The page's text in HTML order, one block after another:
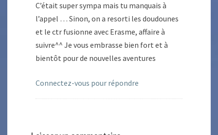
C’était super sympa mais tu manquais à
l’appel … Sinon, on a resorti les doudounes
et le ctr fusionne avec Erasme, affaire à
suivre^^ Je vous embrasse bien fort et à
bientôt pour de nouvelles aventures
Connectez-vous pour répondre